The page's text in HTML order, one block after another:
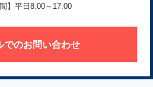
間】平日8:00～17:00
でのお問い合わせ